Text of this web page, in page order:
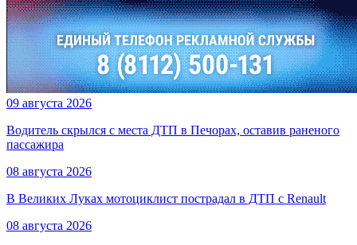
09 августа 2026
Водитель скрылся с места ДТП в Печорах, оставив раненого
пассажира
08 августа 2026
В Великих Луках мотоциклист пострадал в ДТП с Renault
08 августа 2026